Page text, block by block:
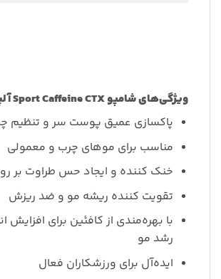
ویژگی‌های شامپو Sport Caffeine CTX آلپسین
پاکسازی عمیق پوست سر و تنظیم
مناسب برای موهای چرب و معمولی
خنک کننده و ایجاد حس طراوت بر
تقویت کننده ریشه مو و ضد ریزش
با بهره‌مندی از کافئین برای افزایش
رشد مو
ایده‌آل برای ورزشکاران فعال